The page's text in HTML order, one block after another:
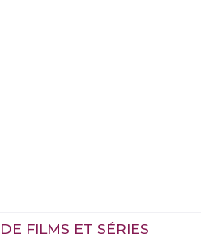
FILMS ET SÉRIES